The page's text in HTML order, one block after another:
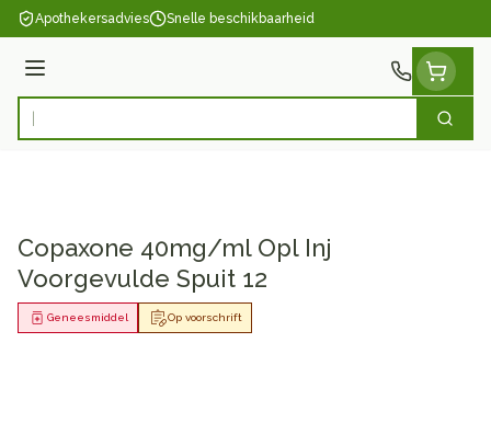
Ga naar de inhoud
Apothekersadvies Snelle beschikbaarheid
Menu
Product, merk, categorie... Zoek
Copaxone 40mg/ml Opl Inj
Voorgevulde Spuit 12
Op voorschrift
Geneesmiddel